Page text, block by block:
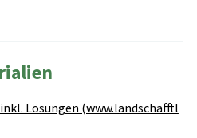
Lösungen (www.landschafftl